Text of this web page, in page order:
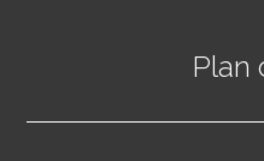
Plan